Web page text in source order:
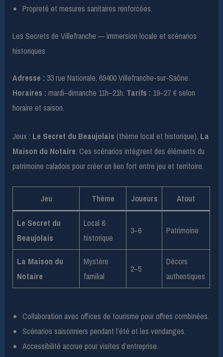
Propreté et mesures sanitaires renforcées.
Les Secrets de Villefranche — immersion locale et scénarios
historiques
Adresse : 33 rue Nationale, 69400 Villefranche-sur-Saône.
Horaires : mardi–dimanche 11h–21h. Tarifs : 19–27 € selon
horaire et saison.
Jeux : Le Secret du Beaujolais (thème local et historique), La
Maison du Notaire. Ces scénarios intègrent des éléments du
patrimoine caladois pour créer un lien fort entre jeu et territoire.
Jeu Thème Joueurs Atout
Le Secret du
Beaujolais
Local &
historique
3–6 Patrimoine
La Maison du
Notaire
Mystère
familial
2–5
Décors
authentiques
Collaboration avec offices de tourisme pour offres combinées.
Scénarios saisonniers pendant l’été et les vendanges.
Accessibilité accrue pour visites d’entreprise.